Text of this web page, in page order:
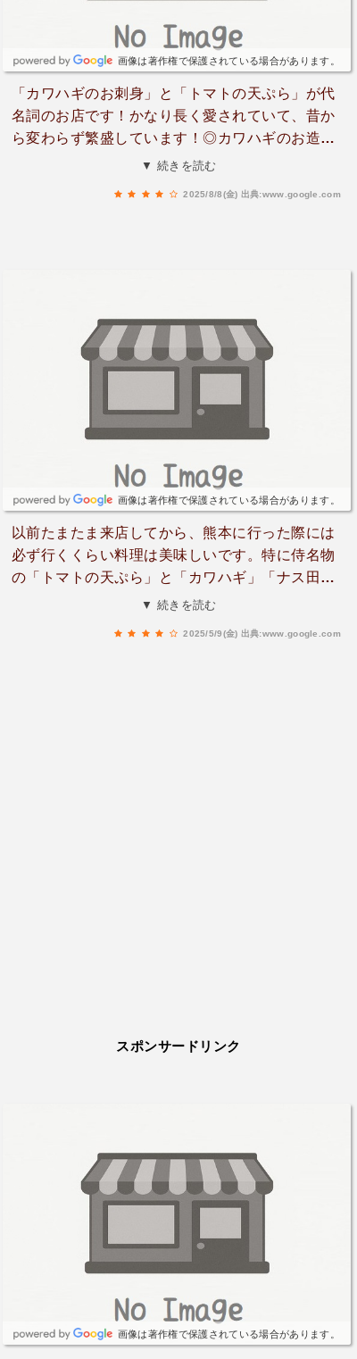
画像は著作権で保護されている場合があります。
「カワハギのお刺身」と「トマトの天ぷら」が代
名詞のお店です！かなり長く愛されていて、昔か
ら変わらず繁盛しています！◎カワハギのお造り
「カワハギと言えば？」と言うお店です。「侍っ
け！？と、改めて思いました！どこのお店でも食
べられないオリジナルメニューです！◆あとがき
個室もありますし、席同士もすだれで区切られて
▼ 続きを読む
2025/8/8(金) 出典:www.google.com
画像は著作権で保護されている場合があります。
以前たまたま来店してから、熊本に行った際には
必ず行くくらい料理は美味しいです。特に侍名物
の「トマトの天ぷら」と「カワハギ」「ナス田
楽」は最高で日本酒に凄く合います！！！
▼ 続きを読む
2025/5/9(金) 出典:www.google.com
スポンサードリンク
画像は著作権で保護されている場合があります。